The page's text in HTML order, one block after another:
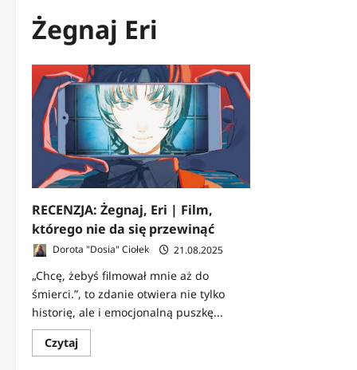
Żegnaj Eri
RECENZJA: Żegnaj, Eri | Film,
którego nie da się przewinąć
Dorota "Dosia" Ciołek 21.08.2025
„Chcę, żebyś filmował mnie aż do
śmierci.”, to zdanie otwiera nie tylko
historię, ale i emocjonalną puszkę...
CzytajDowiedz
się